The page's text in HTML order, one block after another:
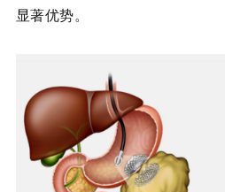
显著优势。